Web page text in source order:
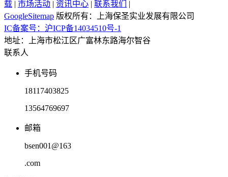
载 | 市场活动 | 资讯中心 | 联系我们
|
GoogleSitemap 版权所有：上海保圣实业发展有限公司
IC备案号：沪ICP备14034510号-1
地址：上海市松江区广富林东路海尔智谷
联系人
手机号码
18117403825
13564769697
邮箱
bsen001@163
.com